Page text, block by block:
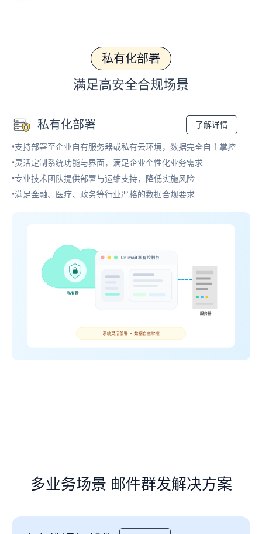
私有化部署
满足高安全合规场景
私有化部署 了解详情
•支持部署至企业自有服务器或私有云环境，数据完全自主掌控
•灵活定制系统功能与界面，满足企业个性化业务需求
•专业技术团队提供部署与运维支持，降低实施风险
•满足金融、医疗、政务等行业严格的数据合规要求
多业务场景 邮件群发解决方案